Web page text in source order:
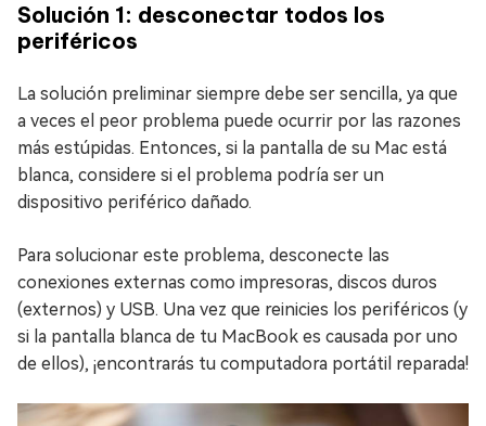
Solución 1: desconectar todos los
periféricos
La solución preliminar siempre debe ser sencilla, ya que
a veces el peor problema puede ocurrir por las razones
más estúpidas. Entonces, si la pantalla de su Mac está
blanca, considere si el problema podría ser un
dispositivo periférico dañado.
Para solucionar este problema, desconecte las
conexiones externas como impresoras, discos duros
(externos) y USB. Una vez que reinicies los periféricos (y
si la pantalla blanca de tu MacBook es causada por uno
de ellos), ¡encontrarás tu computadora portátil reparada!